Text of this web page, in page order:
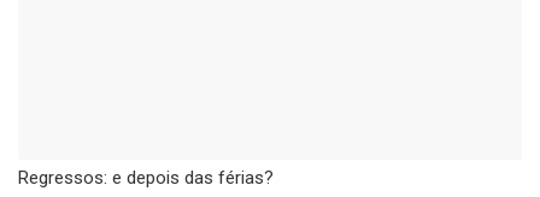
Regressos: e depois das férias?